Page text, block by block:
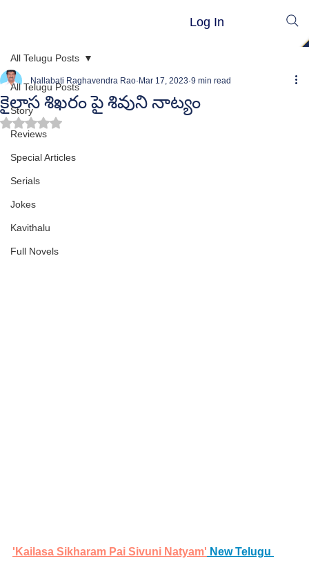
Log In
All Telugu Posts
Story
Reviews
Special Articles
Serials
Jokes
Kavithalu
Full Novels
All Telugu Posts
కైలాస శిఖరం పై శివుని నాట్యం
Nallabati Raghavendra Rao Mar 17, 2023 9 min read
Rated NaN out of 5 stars.
'Kailasa Sikharam Pai Sivuni Natyam' New Telugu